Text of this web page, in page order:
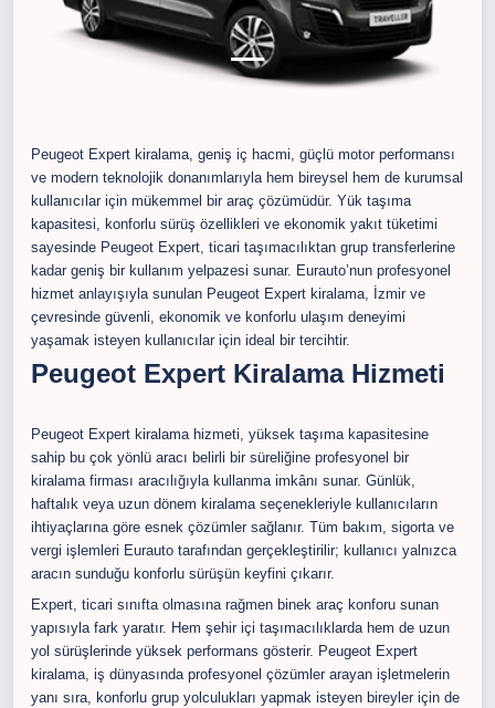
Peugeot Expert kiralama, geniş iç hacmi, güçlü motor performansı
ve modern teknolojik donanımlarıyla hem bireysel hem de kurumsal
kullanıcılar için mükemmel bir araç çözümüdür. Yük taşıma
kapasitesi, konforlu sürüş özellikleri ve ekonomik yakıt tüketimi
sayesinde Peugeot Expert, ticari taşımacılıktan grup transferlerine
kadar geniş bir kullanım yelpazesi sunar. Eurauto’nun profesyonel
hizmet anlayışıyla sunulan Peugeot Expert kiralama, İzmir ve
çevresinde güvenli, ekonomik ve konforlu ulaşım deneyimi
yaşamak isteyen kullanıcılar için ideal bir tercihtir.
Peugeot Expert Kiralama Hizmeti
Peugeot Expert kiralama hizmeti, yüksek taşıma kapasitesine
sahip bu çok yönlü aracı belirli bir süreliğine profesyonel bir
kiralama firması aracılığıyla kullanma imkânı sunar. Günlük,
haftalık veya uzun dönem kiralama seçenekleriyle kullanıcıların
ihtiyaçlarına göre esnek çözümler sağlanır. Tüm bakım, sigorta ve
vergi işlemleri Eurauto tarafından gerçekleştirilir; kullanıcı yalnızca
aracın sunduğu konforlu sürüşün keyfini çıkarır.
Expert, ticari sınıfta olmasına rağmen binek araç konforu sunan
yapısıyla fark yaratır. Hem şehir içi taşımacılıklarda hem de uzun
yol sürüşlerinde yüksek performans gösterir. Peugeot Expert
kiralama, iş dünyasında profesyonel çözümler arayan işletmelerin
yanı sıra, konforlu grup yolculukları yapmak isteyen bireyler için de